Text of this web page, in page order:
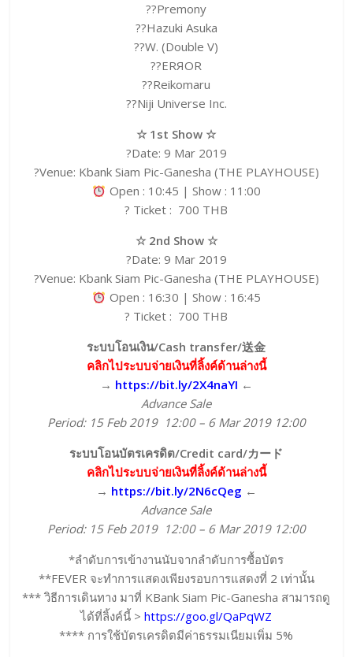
??Premony
??Hazuki Asuka
??W. (Double V)
??ERЯOR
??Reikomaru
??Niji Universe Inc.
☆ 1st Show ☆
?Date: 9 Mar 2019
?Venue: Kbank Siam Pic-Ganesha (THE PLAYHOUSE)
Open : 10:45 | Show : 11:00
? Ticket : 700 THB
☆ 2nd Show ☆
?Date: 9 Mar 2019
?Venue: Kbank Siam Pic-Ganesha (THE PLAYHOUSE)
Open : 16:30 | Show : 16:45
? Ticket : 700 THB
ระบบโอนเงิน/Cash transfer/送金
คลิกไประบบจ่ายเงินที่ลิ้งค์ด้านล่างนี้
→ https://bit.ly/2X4naYI ←
Advance Sale
Period: 15 Feb 2019 12:00 – 6 Mar 2019 12:00
ระบบโอนบัตรเครดิต/Credit card/カード
คลิกไประบบจ่ายเงินที่ลิ้งค์ด้านล่างนี้
→ https://bit.ly/2N6cQeg ←
Advance Sale
Period: 15 Feb 2019 12:00 – 6 Mar 2019 12:00
*ลำดับการเข้างานนับจากลำดับการซื้อบัตร
**FEVER จะทำการแสดงเพียงรอบการแสดงที่ 2 เท่านั้น
*** วิธีการเดินทาง มาที่ KBank Siam Pic-Ganesha สามารถดู
ได้ที่ลิ้งค์นี้ >https://goo.gl/QaPqWZ
**** การใช้บัตรเครดิตมีค่าธรรมเนียมเพิ่ม 5%